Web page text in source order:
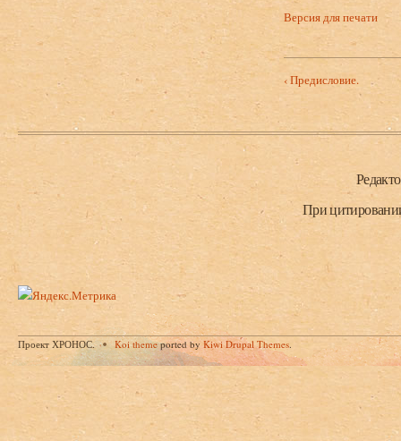
Версия для печати
‹ Предисловие.
Нижний колонтитул
При
Проект ХРОНОС. Koi themeported byKiwi Drupal Themes.